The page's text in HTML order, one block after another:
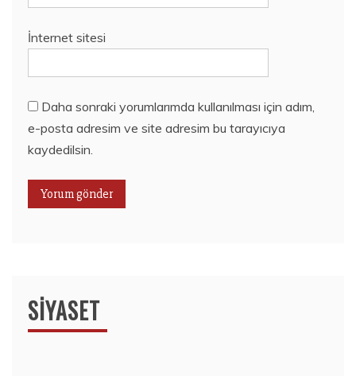
İnternet sitesi
Daha sonraki yorumlarımda kullanılması için adım,
e-posta adresim ve site adresim bu tarayıcıya
kaydedilsin.
SIYASET